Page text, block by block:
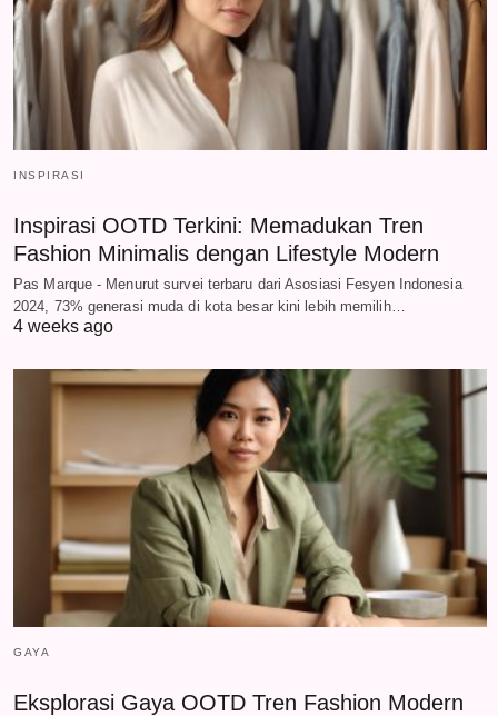
INSPIRASI
Inspirasi OOTD Terkini: Memadukan Tren
Fashion Minimalis dengan Lifestyle Modern
Pas Marque - Menurut survei terbaru dari Asosiasi Fesyen Indonesia
2024, 73% generasi muda di kota besar kini lebih memilih…
4 weeks ago
GAYA
Eksplorasi Gaya OOTD Tren Fashion Modern